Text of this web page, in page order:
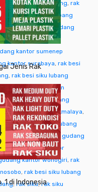
gudang kantor sorong, rak
,rak besi siku lubang
lubang susun gudang
gudang kantor
kantor sumenep
kantor surabaya, rak besi
, rak besi siku lubang
besi siku lubang susun
lubang susun gudang
gudang kantor tasikmalaya,
tegal,rak besi siku lubang
siku lubang susun gudang
susun gudang kantor
kantor wonogiri, rak
, rak besi siku lubang
, rak siku,rak siku
Jenis Rak
1 di Indonesia